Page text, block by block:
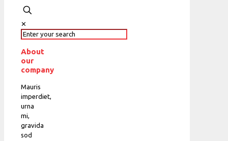
✕
About
our
company
Mauris
imperdiet,
urna
mi,
gravida
sod